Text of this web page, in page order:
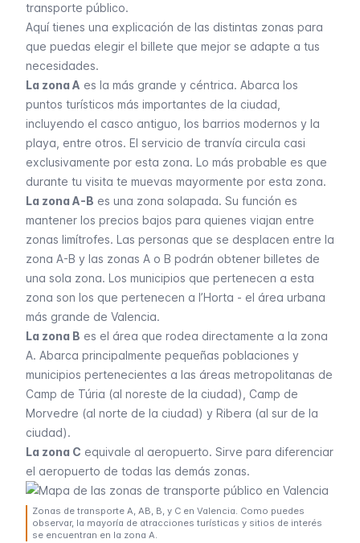
transporte público.
Aquí tienes una explicación de las distintas zonas para
que puedas elegir el billete que mejor se adapte a tus
necesidades.
La zona A es la más grande y céntrica. Abarca los
puntos turísticos más importantes de la ciudad,
incluyendo el casco antiguo, los barrios modernos y la
playa, entre otros. El servicio de tranvía circula casi
exclusivamente por esta zona. Lo más probable es que
durante tu visita te muevas mayormente por esta zona.
La zona A-B es una zona solapada. Su función es
mantener los precios bajos para quienes viajan entre
zonas limítrofes. Las personas que se desplacen entre la
zona A-B y las zonas A o B podrán obtener billetes de
una sola zona. Los municipios que pertenecen a esta
zona son los que pertenecen a l’Horta - el área urbana
más grande de Valencia.
La zona B es el área que rodea directamente a la zona
A. Abarca principalmente pequeñas poblaciones y
municipios pertenecientes a las áreas metropolitanas de
Camp de Túria (al noreste de la ciudad), Camp de
Morvedre (al norte de la ciudad) y Ribera (al sur de la
ciudad).
La zona C equivale al aeropuerto. Sirve para diferenciar
el aeropuerto de todas las demás zonas.
Zonas de transporte A, AB, B, y C en Valencia. Como puedes
observar, la mayoría de atracciones turísticas y sitios de interés
se encuentran en la zona A.